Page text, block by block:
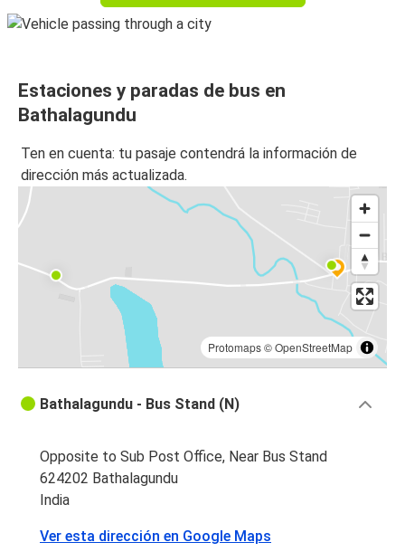
Estaciones y paradas de bus en
Bathalagundu
Ten en cuenta: tu pasaje contendrá la información de
dirección más actualizada.
Protomaps©OpenStreetMap
Bathalagundu - Bus Stand (N)
Opposite to Sub Post Office, Near Bus Stand
624202 Bathalagundu
India
Ver esta dirección en Google Maps